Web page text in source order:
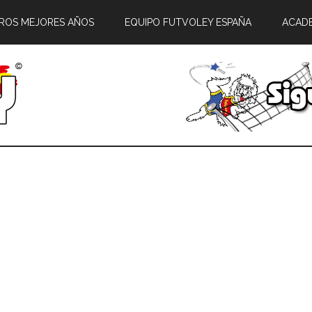
MEJORES AÑOS EQUIPO FUTVOLEY ESPAÑA